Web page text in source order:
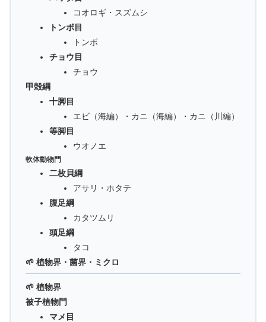
コオロギ・スズムシ
トンボ目
トンボ
チョウ目
チョウ
甲殻綱
十脚目
エビ（海編）・カニ（海編）・カニ（川編）
等脚目
ウオノエ
軟体動物門
二枚貝綱
アサリ・ホタテ
腹足綱
カタツムリ
頭足綱
タコ
🌱 植物界・菌界・ミクロ
🌱 植物界
被子植物門
マメ目